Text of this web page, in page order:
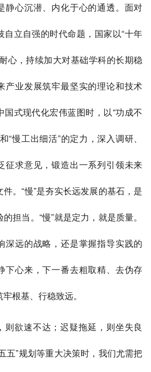
静心沉潜、内化于心的通透。面对
自立自强的时代命题，国家以“十年
心，持续加大对基础学科的长期稳
产业发展筑牢最坚实的理论和技术
国式现代化宏伟蓝图时，以“功成不
“慢工出细活”的定力，深入调研、
征求意见，锻造出一系列引领未来
。“慢”是夯实长远发展的基石，是
担当。“慢”就是定力，就是质量。
深远的战略，还是掌握指导实践的
下心来，下一番去粗取精、去伪存
根基、行稳致远。
则欲速不达；迟疑拖延，则坐失良
五”规划等重大决策时，我们尤需把